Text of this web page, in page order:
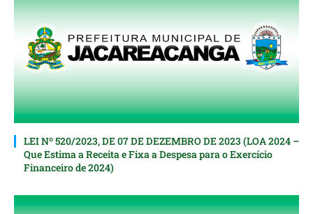
LEI Nº 520/2023, DE 07 DE DEZEMBRO DE 2023 (LOA 2024 –
Que Estima a Receita e Fixa a Despesa para o Exercício
Financeiro de 2024)